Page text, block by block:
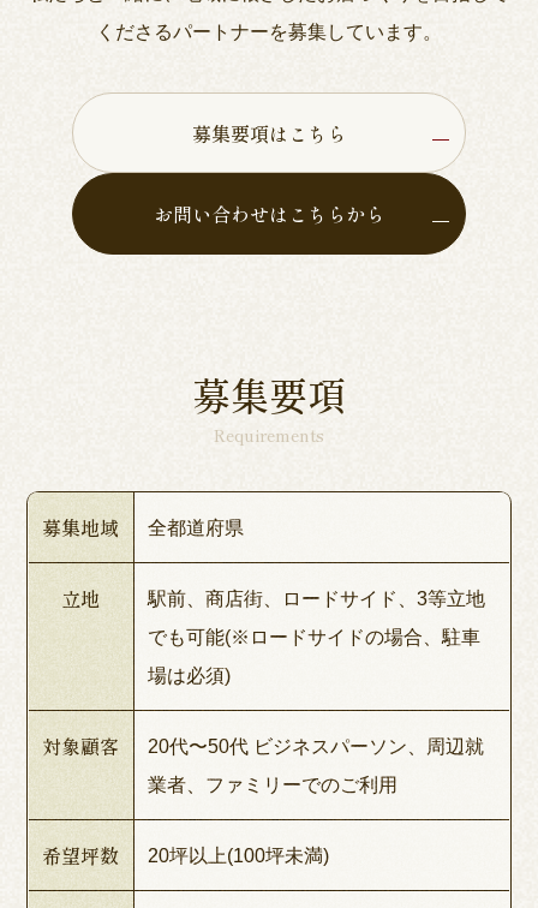
くださるパートナーを募集しています。
募集要項はこちら
お問い合わせはこちらから
募集要項
Requirements
募集地域 全都道府県
立地
駅前、商店街、ロードサイド、3等立地
でも可能(※ロードサイドの場合、駐車
場は必須)
対象顧客
20代〜50代 ビジネスパーソン、周辺就
業者、ファミリーでのご利用
希望坪数 20坪以上(100坪未満)